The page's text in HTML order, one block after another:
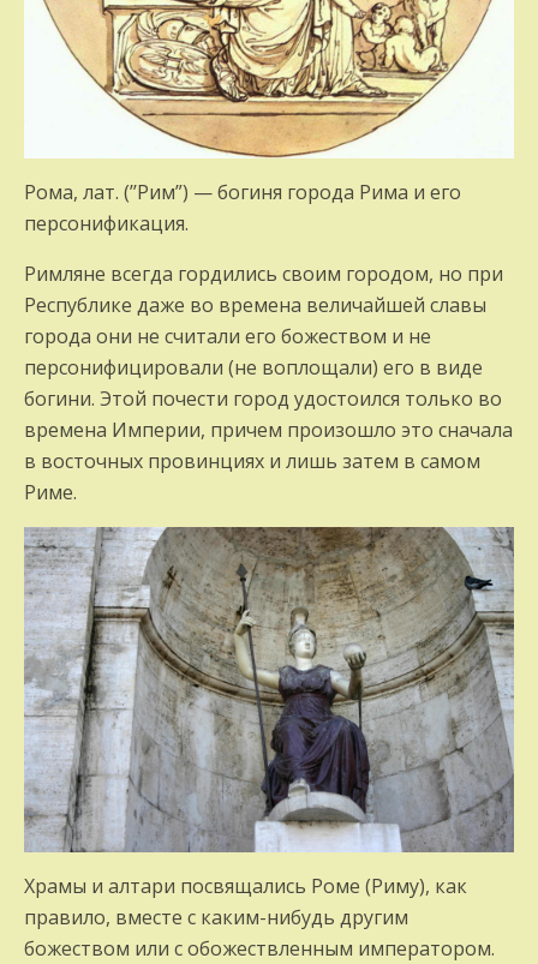
Рома, лат. (’’Рим”) — богиня города Ри­ма и его
персонификация.
Римляне всегда гордились своим горо­дом, но при
Республике даже во времена величайшей славы
города они не считали его божеством и не
персонифицировали (не воплощали) его в виде
богини. Этой поче­сти город удостоился только во
времена Империи, причем произошло это сначала
в восточных провинциях и лишь затем в са­мом
Риме.
Храмы и алтари посвящались Роме (Риму), как
правило, вместе с каким-нибудь другим
божеством или с обожествленным импера­тором.